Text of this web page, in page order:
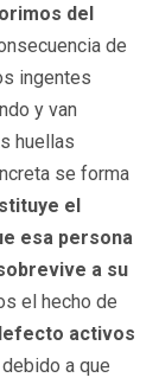
del
de
ingentes
y van
huellas
se forma
el
esa persona
a su
el hecho de
activos
debido a que